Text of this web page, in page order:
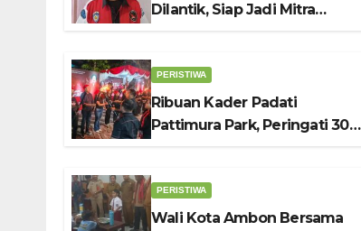
Dilantik, Siap Jadi Mitra
PERISTIWA
Ribuan Kader Padati
Pattimura Park, Peringati 30
PERISTIWA
Wali Kota Ambon Bersama